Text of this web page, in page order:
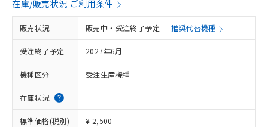
在庫/販売状況 ご利用条件
販売状況 販売中・受注終了予定 推奨代替機種
受注終了予定 2027年6月
機種区分 受注生産機種
在庫状況
標準価格(税別) ¥ 2,500